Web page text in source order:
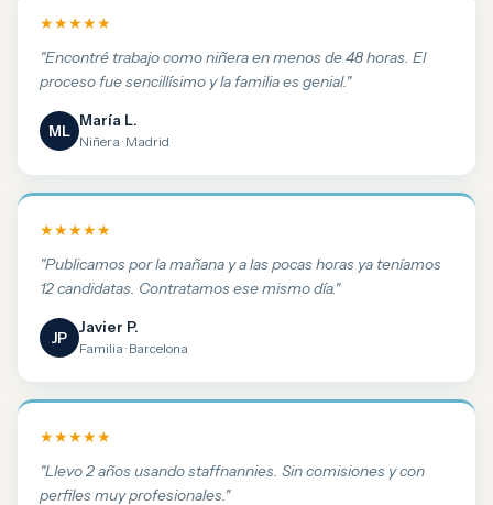
★★★★★
"Encontré trabajo como niñera en menos de 48 horas. El
proceso fue sencillísimo y la familia es genial."
ML
María L.
Niñera · Madrid
★★★★★
"Publicamos por la mañana y a las pocas horas ya teníamos
12 candidatas. Contratamos ese mismo día."
JP
Javier P.
Familia · Barcelona
★★★★★
"Llevo 2 años usando staffnannies. Sin comisiones y con
perfiles muy profesionales."